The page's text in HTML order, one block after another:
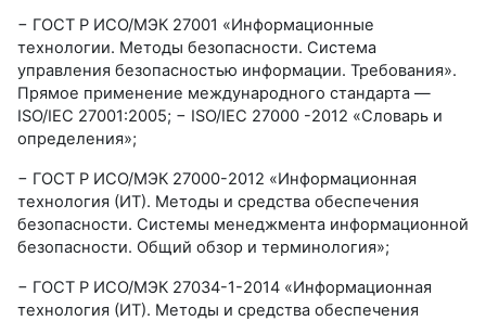
− ГОСТ Р ИСО/МЭК 27001 «Информационные
технологии. Методы безопасности. Система
управления безопасностью информации. Требования».
Прямое применение международного стандарта —
ISO/IEC 27001:2005; − ISO/IEC 27000 -2012 «Словарь и
определения»;
− ГОСТ Р ИСО/МЭК 27000-2012 «Информационная
технология (ИТ). Методы и средства обеспечения
безопасности. Системы менеджмента информационной
безопасности. Общий обзор и терминология»;
− ГОСТ Р ИСО/МЭК 27034-1-2014 «Информационная
технология (ИТ). Методы и средства обеспечения